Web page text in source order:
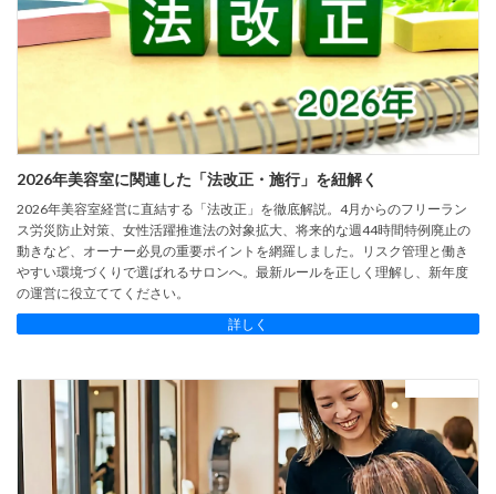
2026年美容室に関連した「法改正・施行」を紐解く
2026年美容室経営に直結する「法改正」を徹底解説。4月からのフリーラン
ス労災防止対策、女性活躍推進法の対象拡大、将来的な週44時間特例廃止の
動きなど、オーナー必見の重要ポイントを網羅しました。リスク管理と働き
やすい環境づくりで選ばれるサロンへ。最新ルールを正しく理解し、新年度
の運営に役立ててください。
詳しく